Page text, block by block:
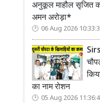
अनुकूल माहौल सृजित
अमन अरोड़ा*
06 Aug 2026
का नाम रोशन
05 Aug 2026